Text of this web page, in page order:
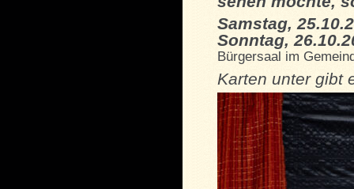
Samstag,
Sonntag,
Bürgersaal im
Karten unter gibt